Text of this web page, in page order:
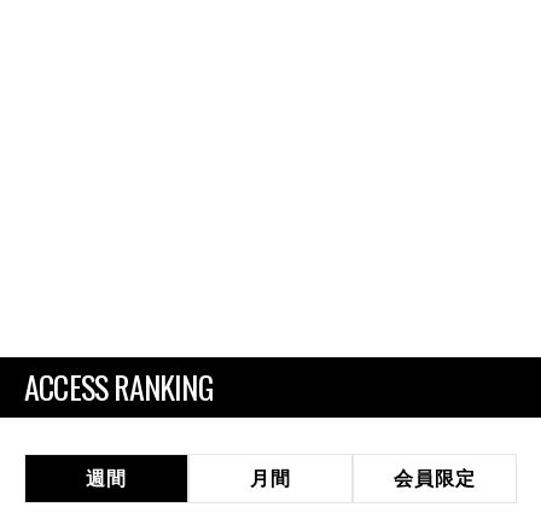
ACCESS RANKING
週間 月間 会員限定